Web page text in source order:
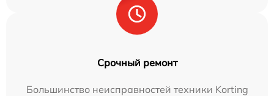
Срочный ремонт
Большинство неисправностей техники Korting